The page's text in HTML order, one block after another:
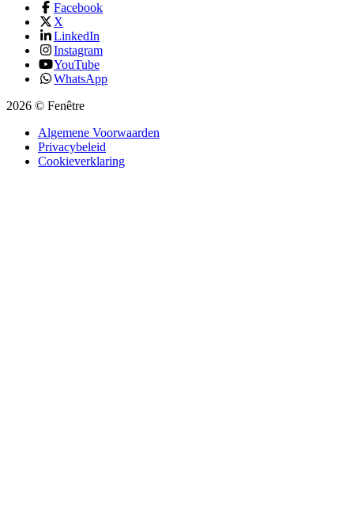
Facebook
X
LinkedIn
Instagram
YouTube
WhatsApp
2026 © Fenêtre
Algemene Voorwaarden
Privacybeleid
Cookieverklaring